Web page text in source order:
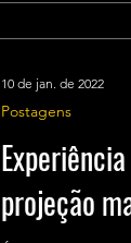
projeção
Postagens
10 de jan. de 2022